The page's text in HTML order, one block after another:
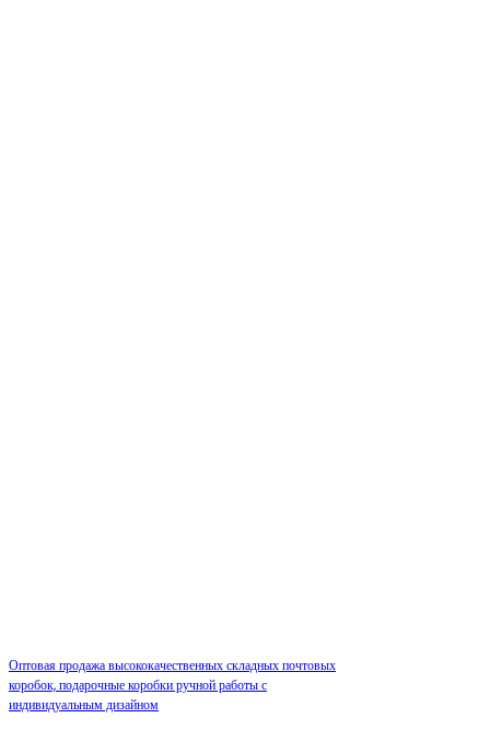
Оптовая продажа высококачественных складных почтовых
коробок, подарочные коробки ручной работы с
индивидуальным дизайном